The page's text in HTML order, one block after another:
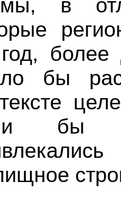
в
более
бы
бы